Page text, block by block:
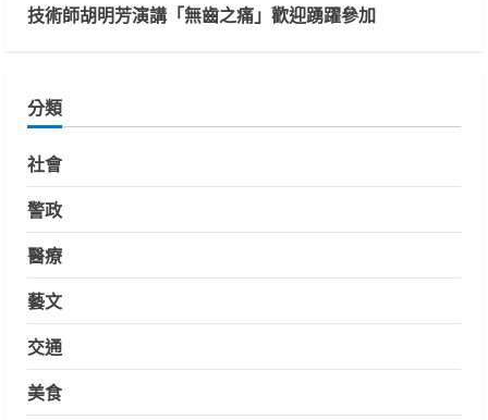
技術師胡明芳演講「無齒之痛」歡迎踴躍參加
分類
社會
警政
醫療
藝文
交通
美食